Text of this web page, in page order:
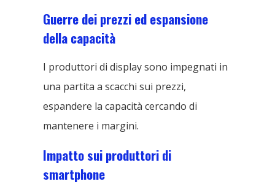
Guerre dei prezzi ed espansione
della capacità
I produttori di display sono impegnati in
una partita a scacchi sui prezzi,
espandere la capacità cercando di
mantenere i margini.
Impatto sui produttori di
smartphone